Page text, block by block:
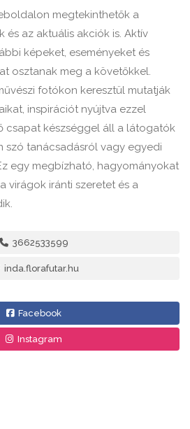
megtekinthetők a
és az aktuális akciók is. Aktív
képeket, eseményeket és
osztanak meg a követőkkel.
fotókon keresztül mutatják
inspirációt nyújtva ezzel
csapat készséggel áll a látogatók
szó tanácsadásról vagy egyedi
egy megbízható, hagyományokat
virágok iránti szeretet és a
3662533599
inda.florafutar.hu
Facebook
Instagram